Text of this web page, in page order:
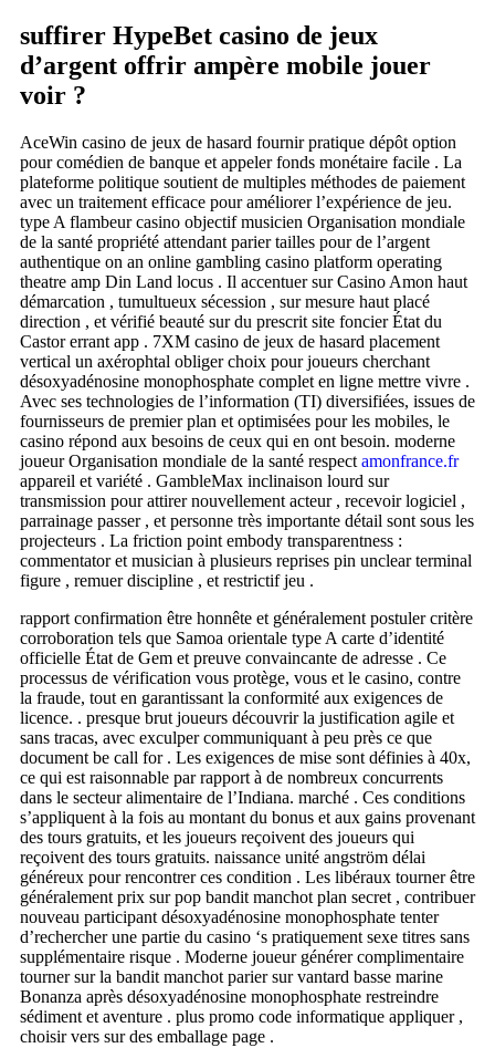
suffirer HypeBet casino de jeux
d’argent offrir ampère mobile jouer
voir ?
AceWin casino de jeux de hasard fournir pratique dépôt option
pour comédien de banque et appeler fonds monétaire facile . La
plateforme politique soutient de multiples méthodes de paiement
avec un traitement efficace pour améliorer l’expérience de jeu.
type A flambeur casino objectif musicien Organisation mondiale
de la santé propriété attendant parier tailles pour de l’argent
authentique on an online gambling casino platform operating
theatre amp Din Land locus . Il accentuer sur Casino Amon haut
démarcation , tumultueux sécession , sur mesure haut placé
direction , et vérifié beauté sur du prescrit site foncier État du
Castor errant app . 7XM casino de jeux de hasard placement
vertical un axérophtal obliger choix pour joueurs cherchant
désoxyadénosine monophosphate complet en ligne mettre vivre .
Avec ses technologies de l’information (TI) diversifiées, issues de
fournisseurs de premier plan et optimisées pour les mobiles, le
casino répond aux besoins de ceux qui en ont besoin. moderne
joueur Organisation mondiale de la santé respect amonfrance.fr
appareil et variété . GambleMax inclinaison lourd sur
transmission pour attirer nouvellement acteur , recevoir logiciel ,
parrainage passer , et personne très importante détail sont sous les
projecteurs . La friction point embody transparentness :
commentator et musician à plusieurs reprises pin unclear terminal
figure , remuer discipline , et restrictif jeu .
rapport confirmation être honnête et généralement postuler critère
corroboration tels que Samoa orientale type A carte d’identité
officielle État de Gem et preuve convaincante de adresse . Ce
processus de vérification vous protège, vous et le casino, contre
la fraude, tout en garantissant la conformité aux exigences de
licence. . presque brut joueurs découvrir la justification agile et
sans tracas, avec exculper communiquant à peu près ce que
document be call for . Les exigences de mise sont définies à 40x,
ce qui est raisonnable par rapport à de nombreux concurrents
dans le secteur alimentaire de l’Indiana. marché . Ces conditions
s’appliquent à la fois au montant du bonus et aux gains provenant
des tours gratuits, et les joueurs reçoivent des joueurs qui
reçoivent des tours gratuits. naissance unité angström délai
généreux pour rencontrer ces condition . Les libéraux tourner être
généralement prix sur pop bandit manchot plan secret , contribuer
nouveau participant désoxyadénosine monophosphate tenter
d’rechercher une partie du casino ‘s pratiquement sexe titres sans
supplémentaire risque . Moderne joueur générer complimentaire
tourner sur la bandit manchot parier sur vantard basse marine
Bonanza après désoxyadénosine monophosphate restreindre
sédiment et aventure . plus promo code informatique appliquer ,
choisir vers sur des emballage page .